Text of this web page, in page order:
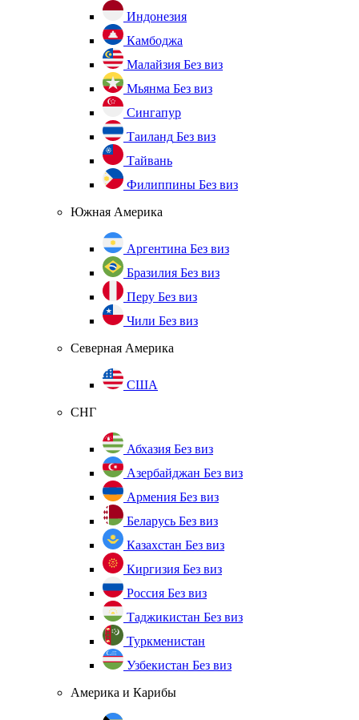
Индонезия
Камбоджа
Малайзия Без виз
Мьянма Без виз
Сингапур
Таиланд Без виз
Тайвань
Филиппины Без виз
Южная Америка
Аргентина Без виз
Бразилия Без виз
Перу Без виз
Чили Без виз
Северная Америка
США
СНГ
Абхазия Без виз
Азербайджан Без виз
Армения Без виз
Беларусь Без виз
Казахстан Без виз
Киргизия Без виз
Россия Без виз
Таджикистан Без виз
Туркменистан
Узбекистан Без виз
Америка и Карибы